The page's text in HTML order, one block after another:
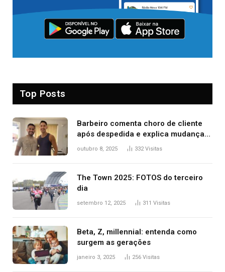
Top Posts
Barbeiro comenta choro de cliente
após despedida e explica mudança
para o TO: ‘Não esperava atingir
outubro 8, 2025 332Visitas
The Town 2025: FOTOS do terceiro
dia
setembro 12, 2025 311 Visitas
Beta, Z, millennial: entenda como
surgem as gerações
janeiro 3, 2025 256 Visitas